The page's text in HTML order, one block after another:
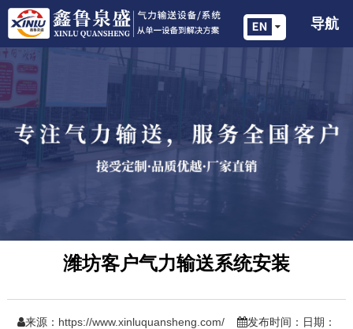
导航
潍坊客户气力输送系统安装
来源： https://www.xinluquansheng.com/
发布时间：日期：